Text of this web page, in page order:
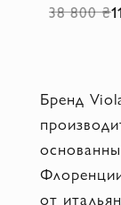
38 800 ₴
Бренд
от